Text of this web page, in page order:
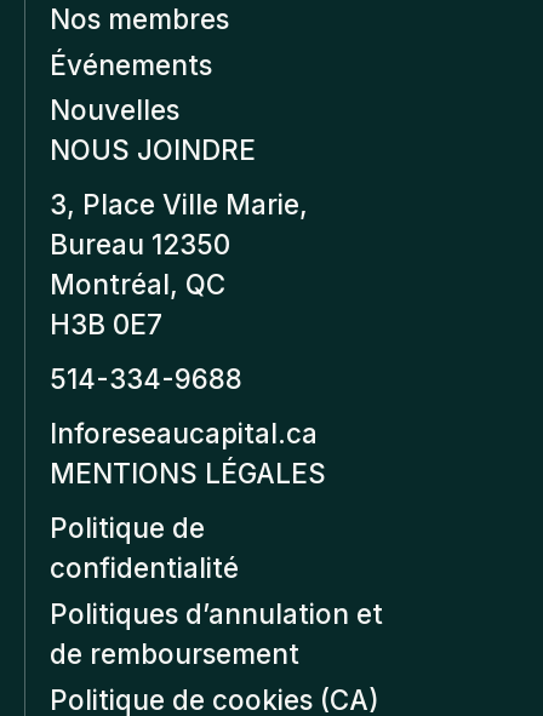
Nos membres
Événements
Nouvelles
NOUS JOINDRE
3, Place Ville Marie,
Bureau 12350
Montréal, QC
H3B 0E7
514-334-9688
Inforeseaucapital.ca
MENTIONS LÉGALES
Politique de
confidentialité
Politiques d’annulation et
de remboursement
Politique de cookies (CA)